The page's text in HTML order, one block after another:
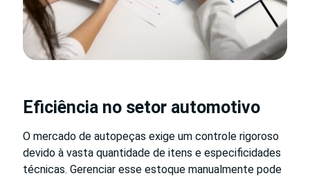
Eficiência no setor automotivo
O mercado de autopeças exige um controle rigoroso
devido à vasta quantidade de itens e especificidades
técnicas. Gerenciar esse estoque manualmente pode